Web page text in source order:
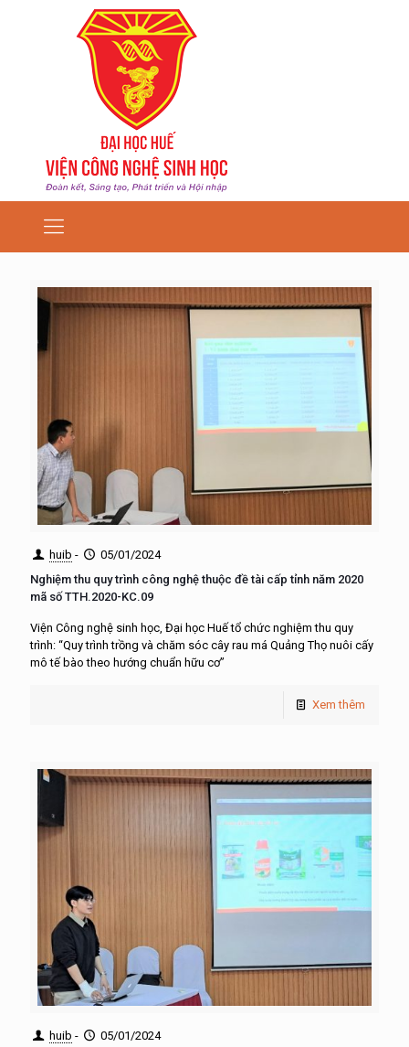
huib -
05/01/2024
Nghiệm thu quy trình công nghệ thuộc đề tài cấp tỉnh năm 2020
mã số TTH.2020-KC.09
Viện Công nghệ sinh học, Đại học Huế tổ chức nghiệm thu quy
trình: “Quy trình trồng và chăm sóc cây rau má Quảng Thọ nuôi cấy
mô tế bào theo hướng chuẩn hữu cơ”
Xem thêm
huib -
05/01/2024